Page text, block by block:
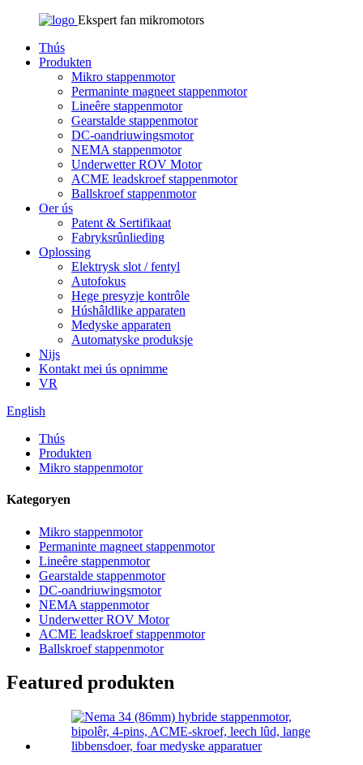
Ekspert fan mikromotors
Thús
Produkten
Mikro stappenmotor
Permaninte magneet stappenmotor
Lineêre stappenmotor
Gearstalde stappenmotor
DC-oandriuwingsmotor
NEMA stappenmotor
Underwetter ROV Motor
ACME leadskroef stappenmotor
Ballskroef stappenmotor
Oer ús
Patent & Sertifikaat
Fabryksrûnlieding
Oplossing
Elektrysk slot / fentyl
Autofokus
Hege presyzje kontrôle
Húshâldlike apparaten
Medyske apparaten
Automatyske produksje
Nijs
Kontakt mei ús opnimme
VR
English
Thús
Produkten
Mikro stappenmotor
Kategoryen
Mikro stappenmotor
Permaninte magneet stappenmotor
Lineêre stappenmotor
Gearstalde stappenmotor
DC-oandriuwingsmotor
NEMA stappenmotor
Underwetter ROV Motor
ACME leadskroef stappenmotor
Ballskroef stappenmotor
Featured produkten